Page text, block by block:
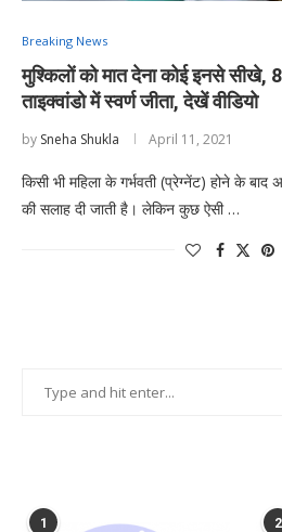
Breaking News
मुश्किलों को मात देना कोई इनसे सीखे,
ताइक्वांडो में स्वर्ण जीता, देखें वीडियो
by Sneha Shukla April 11, 2021
किसी भी महिला के गर्भवती (प्रेग्नेंट) होने के
की सलाह दी जाती है। लेकिन कुछ ऐसी …
1 2